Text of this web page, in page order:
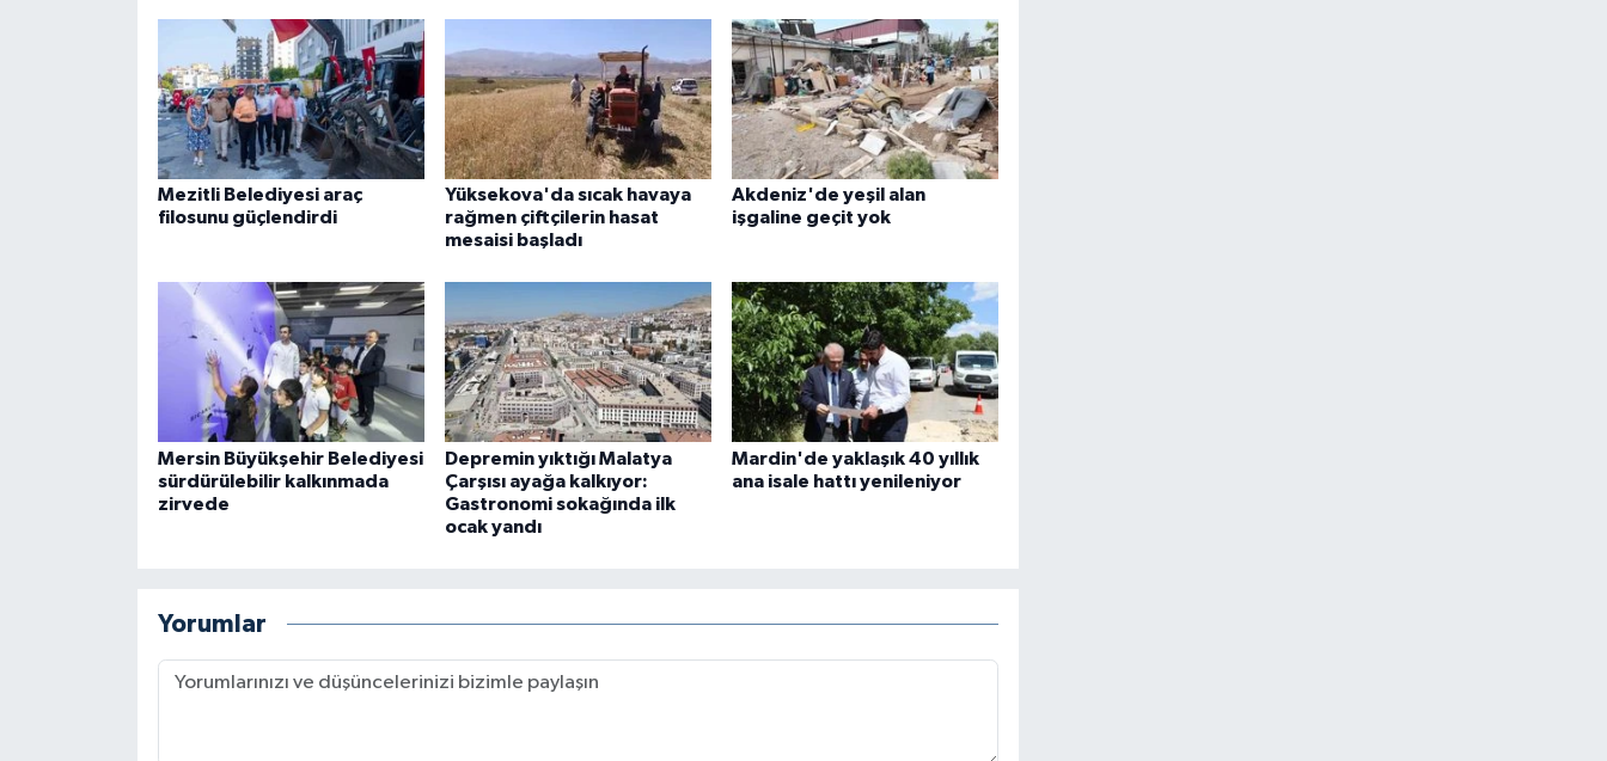
Mezitli Belediyesi araç
filosunu güçlendirdi
Yüksekova'da sıcak havaya
rağmen çiftçilerin hasat
mesaisi başladı
Akdeniz'de yeşil alan
işgaline geçit yok
Mersin Büyükşehir Belediyesi
sürdürülebilir kalkınmada
zirvede
Depremin yıktığı Malatya
Çarşısı ayağa kalkıyor:
Gastronomi sokağında ilk
ocak yandı
Mardin'de yaklaşık 40 yıllık
ana isale hattı yenileniyor
Yorumlar